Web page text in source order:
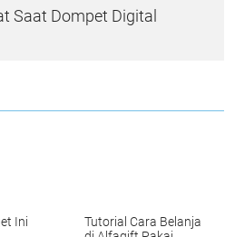
Saat Dompet Digital
Ini
Tutorial Cara Belanja